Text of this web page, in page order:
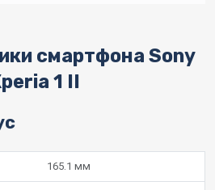
смартфона Sony
1 II
165.1 мм